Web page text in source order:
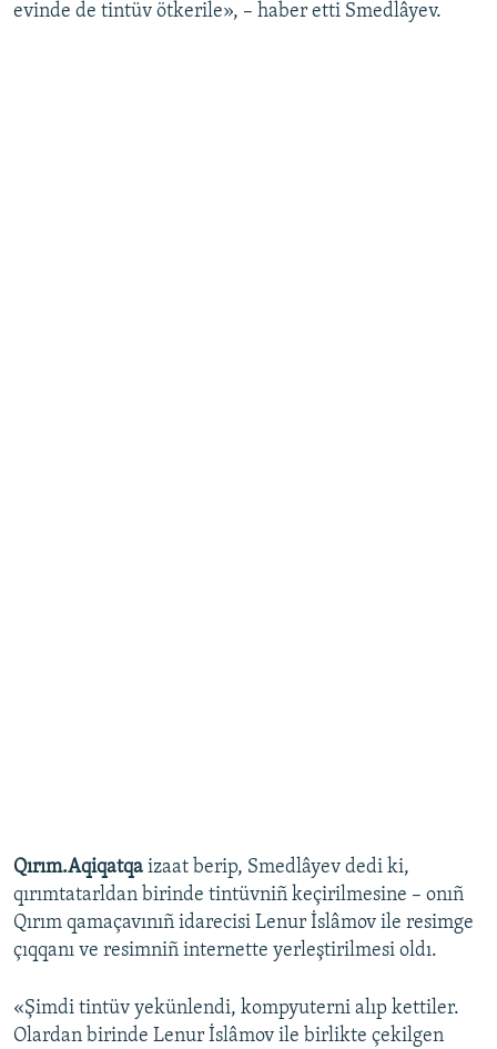
evinde de tintüv ötkerile», – haber etti Smedlâyev.
Qırım.Aqiqatqa izaat berip, Smedlâyev dedi ki,
qırımtatarldan birinde tintüvniñ keçirilmesine – onıñ
Qırım qamaçavınıñ idarecisi Lenur İslâmov ile resimge
çıqqanı ve resimniñ internette yerleştirilmesi oldı.
«Şimdi tintüv yekünlendi, kompyuterni alıp kettiler.
Olardan birinde Lenur İslâmov ile birlikte çekilgen